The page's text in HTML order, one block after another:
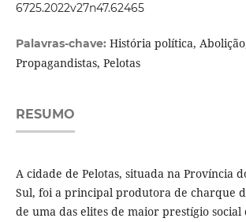
6725.2022v27n47.62465
Palavras-chave: História política,
Propagandistas, Pelotas
RESUMO
A cidade de Pelotas, situada na Província
Sul, foi a principal produtora de charque
de uma das elites de maior prestígio social